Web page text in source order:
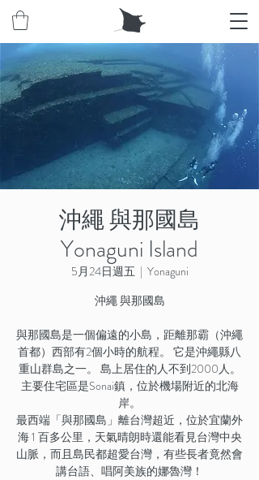
沖繩 與那國島
Yonaguni Island
5月24日週五
  |
Yonaguni
沖繩 與那國島
與那國島是一個偏遠的小島，距離那霸（沖繩
首都）西部有2個小時的航程。 它是沖繩縣八
重山群島之一。 島上居住的人不到2000人。
主要住宅區是Sonai鎮，位於機場附近的北海
岸。
最西端「與那國島」離台灣超近，位於宜蘭外
海 1 百多公里，天氣晴朗時還能看見台灣中央
山脈，而且島民都超愛台灣，有些長者竟然會
講台語、唱阿美族的娜魯灣！